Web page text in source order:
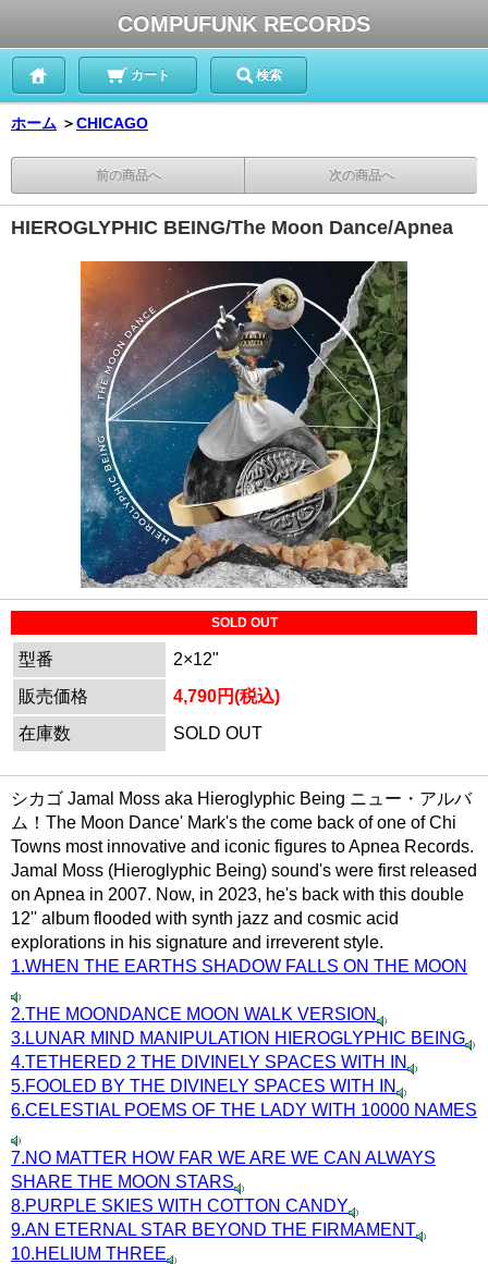
COMPUFUNK RECORDS
カート 検索
ホーム ＞CHICAGO
前の商品へ 次の商品へ
HIEROGLYPHIC BEING/The Moon Dance/Apnea
SOLD OUT
型番
2×12"
販売価格
4,790円(税込)
在庫数
SOLD OUT
シカゴ Jamal Moss aka Hieroglyphic Being ニュー・アルバ
ム！The Moon Dance' Mark's the come back of one of Chi
Towns most innovative and iconic figures to Apnea Records.
Jamal Moss (Hieroglyphic Being) sound's were first released
on Apnea in 2007. Now, in 2023, he's back with this double
12'' album flooded with synth jazz and cosmic acid
explorations in his signature and irreverent style.
1.WHEN THE EARTHS SHADOW FALLS ON THE MOON
2.THE MOONDANCE MOON WALK VERSION
3.LUNAR MIND MANIPULATION HIEROGLYPHIC BEING
4.TETHERED 2 THE DIVINELY SPACES WITH IN
5.FOOLED BY THE DIVINELY SPACES WITH IN
6.CELESTIAL POEMS OF THE LADY WITH 10000 NAMES
7.NO MATTER HOW FAR WE ARE WE CAN ALWAYS
SHARE THE MOON STARS
8.PURPLE SKIES WITH COTTON CANDY
9.AN ETERNAL STAR BEYOND THE FIRMAMENT
10.HELIUM THREE